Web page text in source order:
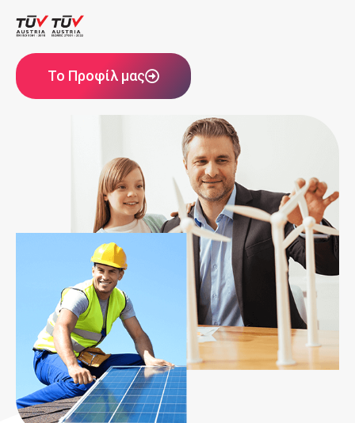
Το Προφίλ μας